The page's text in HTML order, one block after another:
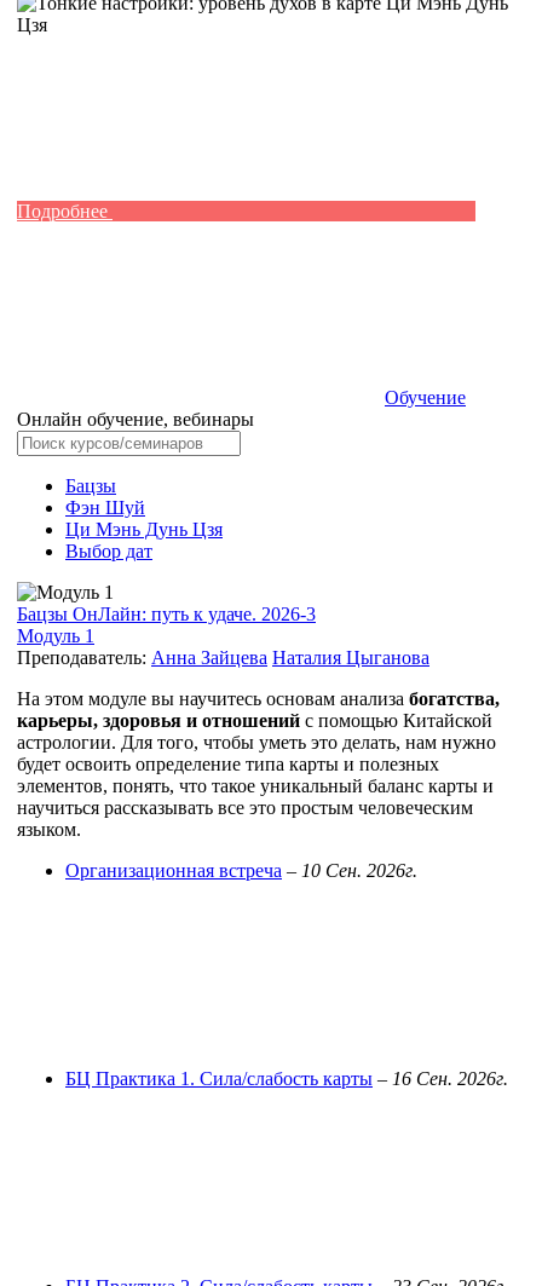
Подробнее
Обучение
Онлайн обучение, вебинары
Бацзы
Фэн Шуй
Ци Мэнь Дунь Цзя
Выбор дат
Бацзы ОнЛайн: путь к удаче. 2026-3
Модуль 1
Преподаватель: Анна Зайцева Наталия Цыганова
На этом модуле вы научитесь основам анализа богатства,
карьеры, здоровья и отношений с помощью Китайской
астрологии. Для того, чтобы уметь это делать, нам нужно
будет освоить определение типа карты и полезных
элементов, понять, что такое уникальный баланс карты и
научиться рассказывать все это простым человеческим
языком.
Организационная встреча – 10 Сен. 2026г.
БЦ Практика 1. Сила/слабость карты – 16 Сен. 2026г.